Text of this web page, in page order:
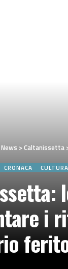
News >Caltanissetta
CRONACA
i